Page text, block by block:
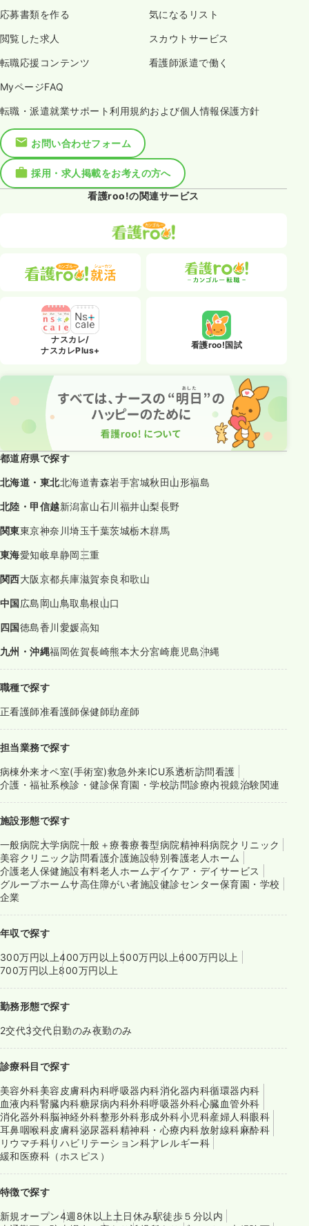
応募書類を作る 気になるリスト
閲覧した求人 スカウトサービス
転職応援コンテンツ 看護師派遣で働く
MyページFAQ
転職・派遣就業サポート利用規約および個人情報保護方針
お問い合わせフォーム
採用・求人掲載をお考えの方へ
看護roo!の関連サービス
ナスカレ/
ナスカレPlus+
看護roo!国試
都道府県で探す
北海道・東北北海道青森岩手宮城秋田山形福島
北陸・甲信越新潟富山石川福井山梨長野
関東東京神奈川埼玉千葉茨城栃木群馬
東海愛知岐阜静岡三重
関西大阪京都兵庫滋賀奈良和歌山
中国広島岡山鳥取島根山口
四国徳島香川愛媛高知
九州・沖縄福岡佐賀長崎熊本大分宮崎鹿児島沖縄
職種で探す
正看護師准看護師保健師助産師
担当業務で探す
病棟外来オペ室(手術室)救急外来ICU系透析訪問看護
介護・福祉系検診・健診保育園・学校訪問診療内視鏡治験関連
施設形態で探す
一般病院大学病院一般＋療養療養型病院精神科病院クリニック
美容クリニック訪問看護介護施設特別養護老人ホーム
介護老人保健施設有料老人ホームデイケア・デイサービス
グループホームサ高住障がい者施設健診センター保育園・学校
企業
年収で探す
300万円以上400万円以上 500万円以上600万円以上
700万円以上800万円以上
勤務形態で探す
2交代3交代日勤のみ夜勤のみ
診療科目で探す
美容外科美容皮膚科内科呼吸器内科消化器内科循環器内科
血液内科腎臓内科糖尿病内科外科呼吸器外科心臓血管外科
消化器外科脳神経外科整形外科形成外科小児科産婦人科眼科
耳鼻咽喉科皮膚科泌尿器科精神科・心療内科放射線科麻酔科
リウマチ科リハビリテーション科アレルギー科
緩和医療科（ホスピス）
特徴で探す
新規オープン4週8休以上 土日休み駅徒歩５分以内